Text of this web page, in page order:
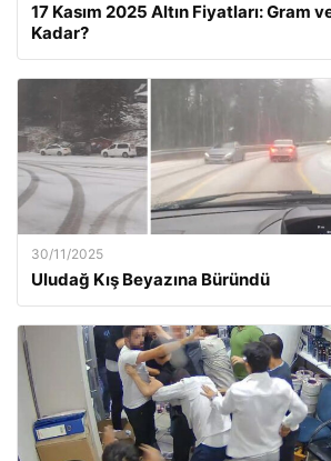
17 Kasım 2025 Altın Fiyatları: Gram
Kadar?
30/11/2025
Uludağ Kış Beyazına Büründü